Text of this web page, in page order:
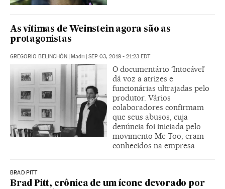
As vítimas de Weinstein agora são as
protagonistas
GREGORIO BELINCHÓN | Madri | SEP 03, 2019 - 21:23 EDT
O documentário ‘Intocável’
dá voz a atrizes e
funcionárias ultrajadas pelo
produtor. Vários
colaboradores confirmam
que seus abusos, cuja
denúncia foi iniciada pelo
movimento Me Too, eram
conhecidos na empresa
BRAD PITT
Brad Pitt, crônica de um ícone devorado por